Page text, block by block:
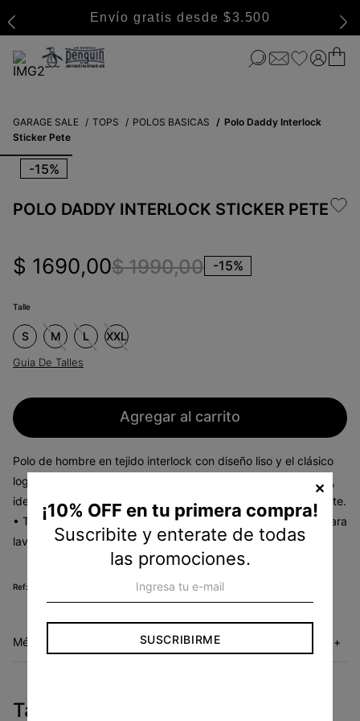
Envío gratis desde $3.500
GARAGE SALE TOPS POLOS BASICAS
Polo Daddy Interlock
Sticker Pete
-15%
POLO DADDY INTERLOCK STICKER PETE
$ 1690,00$ 1990,00 -15%
Talle
S M L XXL
Guia De Talles
Agregar al carrito
Polo de hombre en tejido interlock con diseño liso y el clásico
logo Sticker Pete en el pecho. Forma parte de la línea Daddy,
ideal como básico versátil. • Tejido interlock suave y resistente.
• Tapeta con botones y cuello tejido. • Fácil cuidado: apto para
lavado a máquina.
Métodos de envío +
Tambien te pueden interesar
¡10% OFF en tu primera compra!
Suscribite y enterate de todas
las promociones.
SUSCRIBIRME
✕